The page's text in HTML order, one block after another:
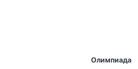
Олимпиада